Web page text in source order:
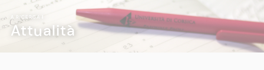
A RICERCA
Attualità